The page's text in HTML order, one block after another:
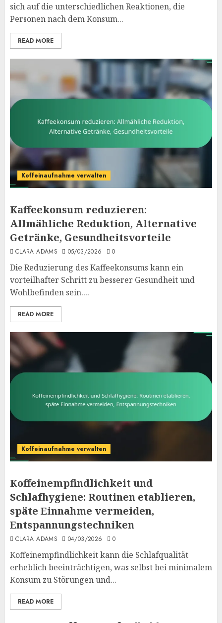
sich auf die unterschiedlichen Reaktionen, die
Personen nach dem Konsum...
READ MORE
Koffeinaufnahme verwalten
Kaffeekonsum reduzieren:
Allmähliche Reduktion, Alternative
Getränke, Gesundheitsvorteile
CLARA ADAMS 05/03/2026 0
Die Reduzierung des Kaffeekonsums kann ein
vorteilhafter Schritt zu besserer Gesundheit und
Wohlbefinden sein....
READ MORE
Koffeinaufnahme verwalten
Koffeinempfindlichkeit und
Schlafhygiene: Routinen etablieren,
späte Einnahme vermeiden,
Entspannungstechniken
CLARA ADAMS 04/03/2026 0
Koffeinempfindlichkeit kann die Schlafqualität
erheblich beeinträchtigen, was selbst bei minimalem
Konsum zu Störungen und...
READ MORE